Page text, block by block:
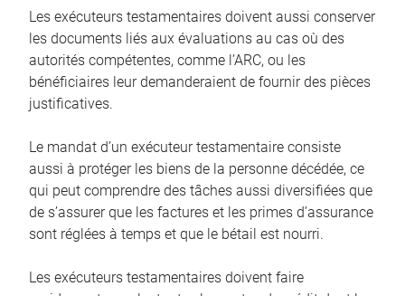
Les exécuteurs testamentaires doivent aussi conserver
les documents liés aux évaluations au cas où des
autorités compétentes, comme l’ARC, ou les
bénéficiaires leur demanderaient de fournir des pièces
justificatives.
Le mandat d’un exécuteur testamentaire consiste
aussi à protéger les biens de la personne décédée, ce
qui peut comprendre des tâches aussi diversifiées que
de s’assurer que les factures et les primes d’assurance
sont réglées à temps et que le bétail est nourri.
Les exécuteurs testamentaires doivent faire